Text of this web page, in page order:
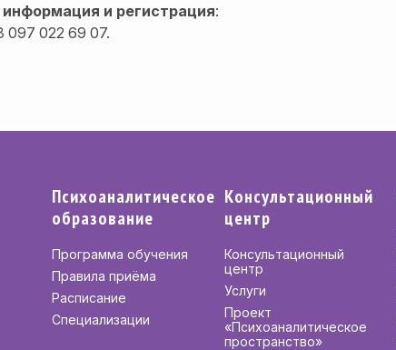
и регистрация:
097 022 69 07.
Психоаналитическое
образование
Программа обучения
Правила приёма
Расписание
Специализации
Консультационный
центр
Консультационный
центр
Услуги
Проект
«Психоаналитическое
пространство»